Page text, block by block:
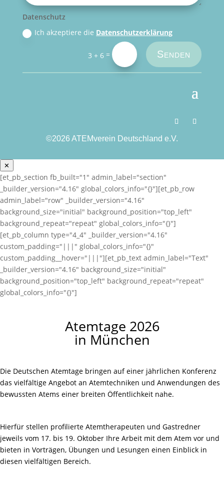
Datenschutz
Ich akzeptiere die Datenschutzerklärung
3 + 6 = Senden
©2026 ATEMverein Deutschland e.V.
✕
[et_pb_section fb_built="1" admin_label="section"
_builder_version="4.16" global_colors_info="{}"][et_pb_row
admin_label="row" _builder_version="4.16"
background_size="initial" background_position="top_left"
background_repeat="repeat" global_colors_info="{}"]
[et_pb_column type="4_4" _builder_version="4.16"
custom_padding="|||" global_colors_info="{}"
custom_padding__hover="|||"][et_pb_text admin_label="Text"
_builder_version="4.16" background_size="initial"
background_position="top_left" background_repeat="repeat"
global_colors_info="{}"]
Atemtage 2026
in München
Die Deutschen Atemtage bringen auf einer jährlichen Konferenz
das vielfältige Angebot an Atemtechniken und Anwendungen des
bewussten Atems einer breiten Öffentlichkeit nahe.
Hierfür stellen profilierte Atemtherapeuten und Gastredner
jeweils vom 17. bis 19. Oktober Ihre Arbeit mit dem Atem vor und
bieten in Vorträgen, Übungen und Lesungen einen Einblick in
diesen vielfältigen Bereich.